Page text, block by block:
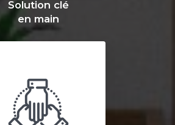
Solution clé
en main